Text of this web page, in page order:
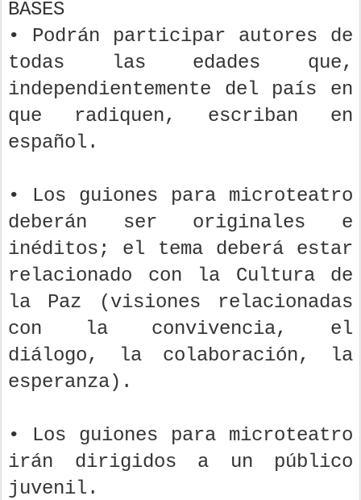
BASES
• Podrán participar autores de
todas las edades que,
independientemente del país en
que radiquen, escriban en
español.
• Los guiones para microteatro
deberán ser originales e
inéditos; el tema deberá estar
relacionado con la Cultura de
la Paz (visiones relacionadas
con la convivencia, el
diálogo, la colaboración, la
esperanza).
• Los guiones para microteatro
irán dirigidos a un público
juvenil.